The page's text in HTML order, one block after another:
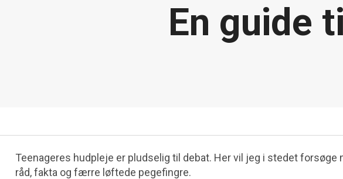
En guide
Teenageres hudpleje er pludselig til debat. Her vil jeg i stedet forsøge
råd, fakta og færre løftede pegefingre.